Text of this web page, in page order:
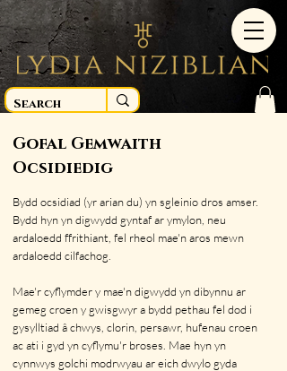
Gofal Gemwaith
Ocsidiedig
Bydd ocsidiad (yr arian du) yn sgleinio dros amser.
Bydd hyn yn digwydd gyntaf ar ymylon, neu
ardaloedd ffrithiant, fel rheol mae'n aros mewn
ardaloedd cilfachog.
Mae'r cyflymder y mae'n digwydd yn dibynnu ar
gemeg croen y gwisgwyr a bydd pethau fel dod i
gysylltiad â chwys, clorin, persawr, hufenau croen
ac ati i gyd yn cyflymu'r broses. Mae hyn yn
cynnwys golchi modrwyau ar eich dwylo gyda